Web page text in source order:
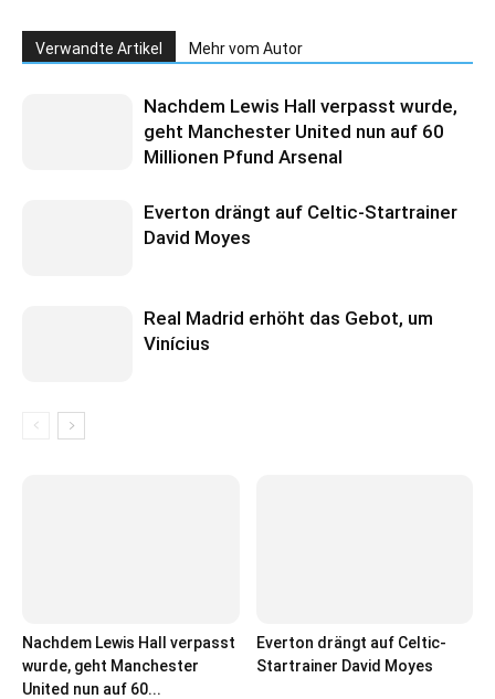
Verwandte Artikel Mehr vom Autor
Nachdem Lewis Hall verpasst wurde,
geht Manchester United nun auf 60
Millionen Pfund Arsenal
Everton drängt auf Celtic-Startrainer
David Moyes
Real Madrid erhöht das Gebot, um
Vinícius
Nachdem Lewis Hall verpasst
wurde, geht Manchester
United nun auf 60...
Everton drängt auf Celtic-
Startrainer David Moyes